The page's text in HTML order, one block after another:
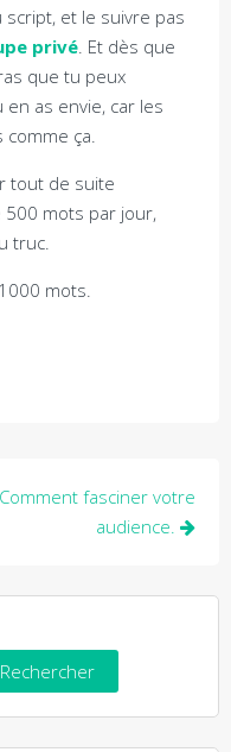
et le suivre pas
privé. Et dès que
que tu peux
as envie, car les
ça.
tout de suite
500 mots par jour,
truc.
mots.
Comment fasciner votre
audience.
Rechercher